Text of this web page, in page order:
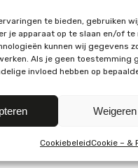
te bieden, gebruiken
je apparaat op te slaan en/of te
kunnen wij gegevens
Als je geen
invloed hebben op
Weigeren
CookiebeleidCookie – &